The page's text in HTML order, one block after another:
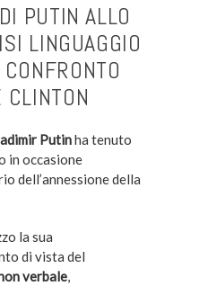
PUTIN ALLO
LINGUAGGIO
CLINTON
Putinha tenuto
in occasione
dell’annessione della
la sua
di vista del
verbale,